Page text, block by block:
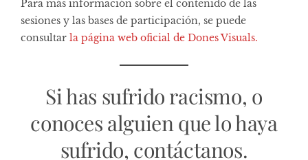
Para más información sobre el contenido de las
sesiones y las bases de participación, se puede
consultar la página web oficial de Dones Visuals.
Si has sufrido racismo, o
conoces alguien que lo haya
sufrido, contáctanos.